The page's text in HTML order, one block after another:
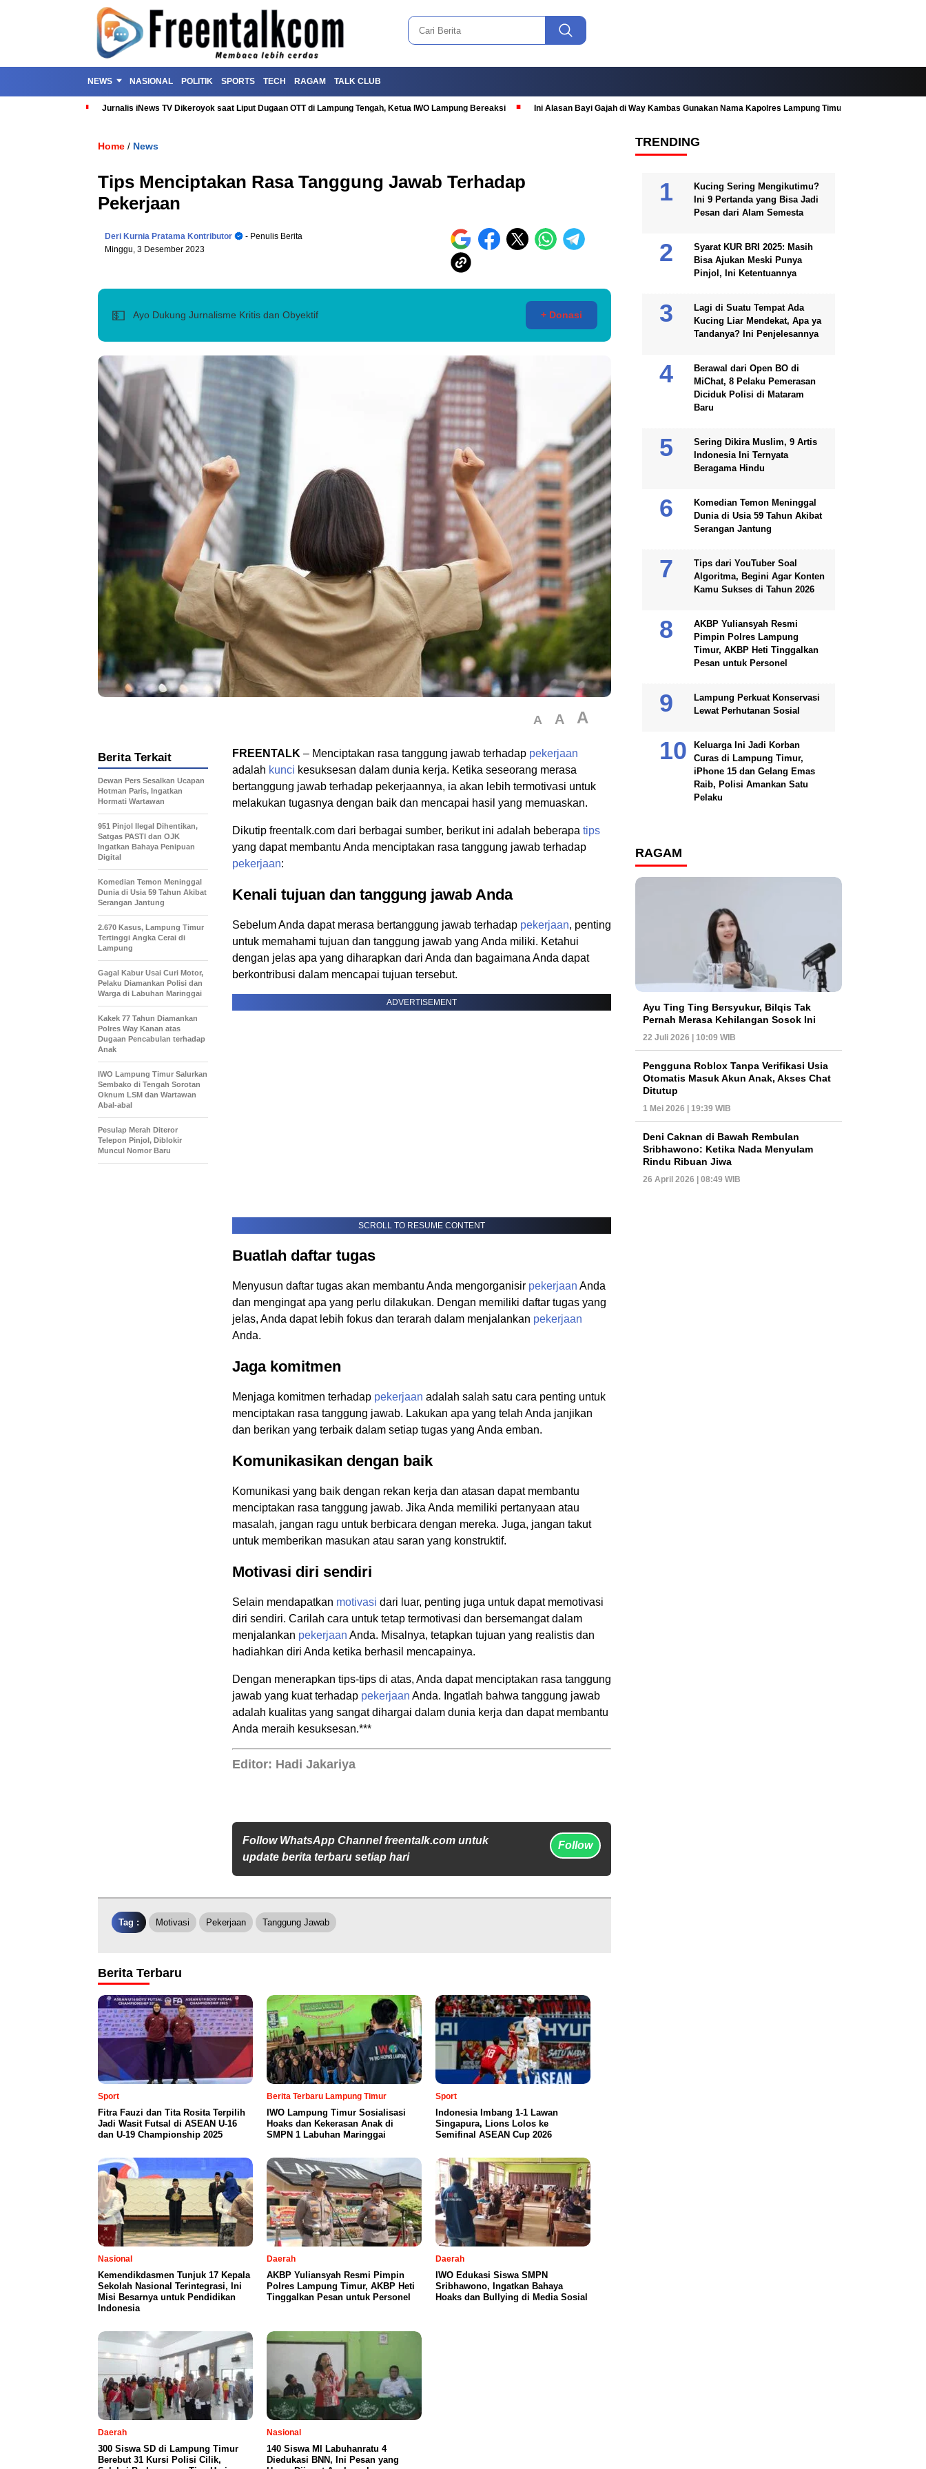
NEWS NASIONAL POLITIK SPORTS TECH RAGAM TALK CLUB
Jurnalis iNews TV Dikeroyok saat Liput Dugaan OTT di Lampung Tengah, Ketua IWO Lampung Bereaksi Ini Alasan Bayi Gajah di Way Kambas Gunakan Nama Kapolres Lampung Timur
Home / News
Tips Menciptakan Rasa Tanggung Jawab Terhadap
Pekerjaan
Deri Kurnia Pratama Kontributor
- Penulis Berita
Minggu, 3 Desember 2023
💵 Ayo Dukung Jurnalisme Kritis dan Obyektif + Donasi
A A A
FREENTALK – Menciptakan rasa tanggung jawab terhadap pekerjaan
adalah kunci kesuksesan dalam dunia kerja. Ketika seseorang merasa
bertanggung jawab terhadap pekerjaannya, ia akan lebih termotivasi untuk
melakukan tugasnya dengan baik dan mencapai hasil yang memuaskan.
Dikutip freentalk.com dari berbagai sumber, berikut ini adalah beberapa tips
yang dapat membantu Anda menciptakan rasa tanggung jawab terhadap
pekerjaan:
Kenali tujuan dan tanggung jawab Anda
Sebelum Anda dapat merasa bertanggung jawab terhadap pekerjaan, penting
untuk memahami tujuan dan tanggung jawab yang Anda miliki. Ketahui
dengan jelas apa yang diharapkan dari Anda dan bagaimana Anda dapat
berkontribusi dalam mencapai tujuan tersebut.
ADVERTISEMENT
SCROLL TO RESUME CONTENT
Buatlah daftar tugas
Menyusun daftar tugas akan membantu Anda mengorganisir pekerjaan Anda
dan mengingat apa yang perlu dilakukan. Dengan memiliki daftar tugas yang
jelas, Anda dapat lebih fokus dan terarah dalam menjalankan pekerjaan
Anda.
Jaga komitmen
Menjaga komitmen terhadap pekerjaan adalah salah satu cara penting untuk
menciptakan rasa tanggung jawab. Lakukan apa yang telah Anda janjikan
dan berikan yang terbaik dalam setiap tugas yang Anda emban.
Komunikasikan dengan baik
Komunikasi yang baik dengan rekan kerja dan atasan dapat membantu
menciptakan rasa tanggung jawab. Jika Anda memiliki pertanyaan atau
masalah, jangan ragu untuk berbicara dengan mereka. Juga, jangan takut
untuk memberikan masukan atau saran yang konstruktif.
Motivasi diri sendiri
Selain mendapatkan motivasi dari luar, penting juga untuk dapat memotivasi
diri sendiri. Carilah cara untuk tetap termotivasi dan bersemangat dalam
menjalankan pekerjaan Anda. Misalnya, tetapkan tujuan yang realistis dan
hadiahkan diri Anda ketika berhasil mencapainya.
Dengan menerapkan tips-tips di atas, Anda dapat menciptakan rasa tanggung
jawab yang kuat terhadap pekerjaan Anda. Ingatlah bahwa tanggung jawab
adalah kualitas yang sangat dihargai dalam dunia kerja dan dapat membantu
Anda meraih kesuksesan.***
Editor: Hadi Jakariya
Follow WhatsApp Channel freentalk.com untuk
update berita terbaru setiap hari
Follow
Berita Terkait
Dewan Pers Sesalkan Ucapan
Hotman Paris, Ingatkan
Hormati Wartawan
951 Pinjol Ilegal Dihentikan,
Satgas PASTI dan OJK
Ingatkan Bahaya Penipuan
Digital
Komedian Temon Meninggal
Dunia di Usia 59 Tahun Akibat
Serangan Jantung
2.670 Kasus, Lampung Timur
Tertinggi Angka Cerai di
Lampung
Gagal Kabur Usai Curi Motor,
Pelaku Diamankan Polisi dan
Warga di Labuhan Maringgai
Kakek 77 Tahun Diamankan
Polres Way Kanan atas
Dugaan Pencabulan terhadap
Anak
IWO Lampung Timur Salurkan
Sembako di Tengah Sorotan
Oknum LSM dan Wartawan
Abal-abal
Pesulap Merah Diteror
Telepon Pinjol, Diblokir
Muncul Nomor Baru
Tag : Motivasi Pekerjaan Tanggung Jawab
Berita Terbaru
Sport
Fitra Fauzi dan Tita Rosita Terpilih
Jadi Wasit Futsal di ASEAN U-16
dan U-19 Championship 2025
Berita Terbaru Lampung Timur
IWO Lampung Timur Sosialisasi
Hoaks dan Kekerasan Anak di
SMPN 1 Labuhan Maringgai
Sport
Indonesia Imbang 1-1 Lawan
Singapura, Lions Lolos ke
Semifinal ASEAN Cup 2026
Nasional
Kemendikdasmen Tunjuk 17 Kepala
Sekolah Nasional Terintegrasi, Ini
Misi Besarnya untuk Pendidikan
Indonesia
Daerah
AKBP Yuliansyah Resmi Pimpin
Polres Lampung Timur, AKBP Heti
Tinggalkan Pesan untuk Personel
Daerah
IWO Edukasi Siswa SMPN
Sribhawono, Ingatkan Bahaya
Hoaks dan Bullying di Media Sosial
Daerah
300 Siswa SD di Lampung Timur
Berebut 31 Kursi Polisi Cilik,
Nasional
140 Siswa MI Labuhanratu 4
Diedukasi BNN, Ini Pesan yang
TRENDING
Kucing Sering Mengikutimu?
Ini 9 Pertanda yang Bisa Jadi
Pesan dari Alam Semesta
Syarat KUR BRI 2025: Masih
Bisa Ajukan Meski Punya
Pinjol, Ini Ketentuannya
Lagi di Suatu Tempat Ada
Kucing Liar Mendekat, Apa ya
Tandanya? Ini Penjelesannya
Berawal dari Open BO di
MiChat, 8 Pelaku Pemerasan
Diciduk Polisi di Mataram
Baru
Sering Dikira Muslim, 9 Artis
Indonesia Ini Ternyata
Beragama Hindu
Komedian Temon Meninggal
Dunia di Usia 59 Tahun Akibat
Serangan Jantung
Tips dari YouTuber Soal
Algoritma, Begini Agar Konten
Kamu Sukses di Tahun 2026
AKBP Yuliansyah Resmi
Pimpin Polres Lampung
Timur, AKBP Heti Tinggalkan
Pesan untuk Personel
Lampung Perkuat Konservasi
Lewat Perhutanan Sosial
Keluarga Ini Jadi Korban
Curas di Lampung Timur,
iPhone 15 dan Gelang Emas
Raib, Polisi Amankan Satu
Pelaku
RAGAM
Ayu Ting Ting Bersyukur, Bilqis Tak
Pernah Merasa Kehilangan Sosok Ini
22 Juli 2026 | 10:09 WIB
Pengguna Roblox Tanpa Verifikasi Usia
Otomatis Masuk Akun Anak, Akses Chat
Ditutup
1 Mei 2026 | 19:39 WIB
Deni Caknan di Bawah Rembulan
Sribhawono: Ketika Nada Menyulam
Rindu Ribuan Jiwa
26 April 2026 | 08:49 WIB